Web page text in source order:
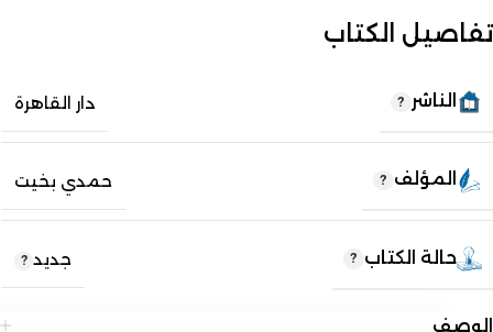
تفاصيل الكتاب
الناشر دار القاهرة
المؤلف حمدي بخيت
حالة الكتاب جديد
الوصف